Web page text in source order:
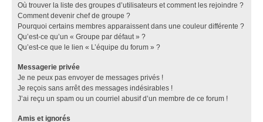
Où trouver la liste des groupes d’utilisateurs et comment les rejoindre ?
Comment devenir chef de groupe ?
Pourquoi certains membres apparaissent dans une couleur différente ?
Qu’est-ce qu’un « Groupe par défaut » ?
Qu’est-ce que le lien « L’équipe du forum » ?
Messagerie privée
Je ne peux pas envoyer de messages privés !
Je reçois sans arrêt des messages indésirables !
J’ai reçu un spam ou un courriel abusif d’un membre de ce forum !
Amis et ignorés